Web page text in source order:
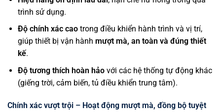
trình sử dụng.
Độ chính xác caotrong điều khiển hành trình và vị trí,
giúp thiết bị vận hành mượt mà, an toàn và đúng thiết
kế.
Độ tương thích hoàn hảovới các hệ thống tự động khác
(giếng trời, cảm biến, tủ điều khiển trung tâm).
Chính xác vượt trội – Hoạt động mượt mà, đồng bộ tuyệt